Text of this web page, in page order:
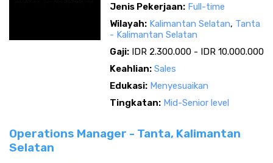
Jenis Pekerjaan: Full-time
Wilayah: Kalimantan Selatan, Tanta
- Kalimantan Selatan
Gaji: IDR 2.300.000 - IDR 10.000.000
Keahlian: Sales
Edukasi: Menyesuaikan
Tingkatan: Mid-Senior level
Operations Manager - Tanta, Kalimantan
Selatan